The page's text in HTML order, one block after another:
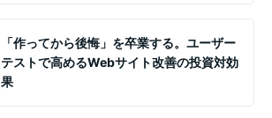
「作ってから後悔」を卒業する。ユーザー
テストで高めるWebサイト改善の投資対効
果